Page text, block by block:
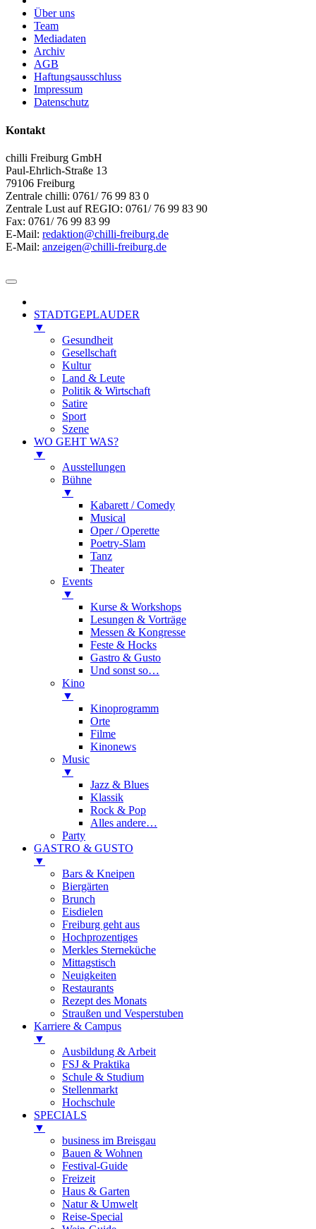
Über uns
Team
Mediadaten
Archiv
AGB
Haftungsausschluss
Impressum
Datenschutz
Kontakt
chilli Freiburg GmbH
Paul-Ehrlich-Straße 13
79106 Freiburg
Zentrale chilli: 0761/ 76 99 83 0
Zentrale Lust auf REGIO: 0761/ 76 99 83 90
Fax: 0761/ 76 99 83 99
E-Mail: redaktion@chilli-freiburg.de
E-Mail: anzeigen@chilli-freiburg.de
STADTGEPLAUDER
▼
Gesundheit
Gesellschaft
Kultur
Land & Leute
Politik & Wirtschaft
Satire
Sport
Szene
WO GEHT WAS?
▼
Ausstellungen
Bühne
▼
Kabarett / Comedy
Musical
Oper / Operette
Poetry-Slam
Tanz
Theater
Events
▼
Kurse & Workshops
Lesungen & Vorträge
Messen & Kongresse
Feste & Hocks
Gastro & Gusto
Und sonst so…
Kino
▼
Kinoprogramm
Orte
Filme
Kinonews
Music
▼
Jazz & Blues
Klassik
Rock & Pop
Alles andere…
Party
GASTRO & GUSTO
▼
Bars & Kneipen
Biergärten
Brunch
Eisdielen
Freiburg geht aus
Hochprozentiges
Merkles Sterneküche
Mittagstisch
Neuigkeiten
Restaurants
Rezept des Monats
Straußen und Vesperstuben
Karriere & Campus
▼
Ausbildung & Arbeit
FSJ & Praktika
Schule & Studium
Stellenmarkt
Hochschule
SPECIALS
▼
business im Breisgau
Bauen & Wohnen
Festival-Guide
Freizeit
Haus & Garten
Natur & Umwelt
Reise-Special